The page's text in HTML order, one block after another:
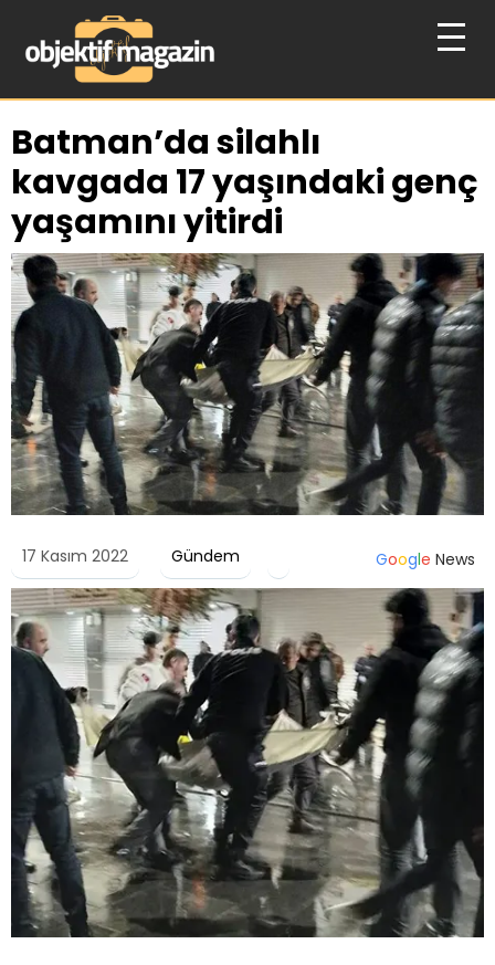
Batman’da silahlı
kavgada 17 yaşındaki genç
yaşamını yitirdi
17 Kasım 2022 Gündem Google News